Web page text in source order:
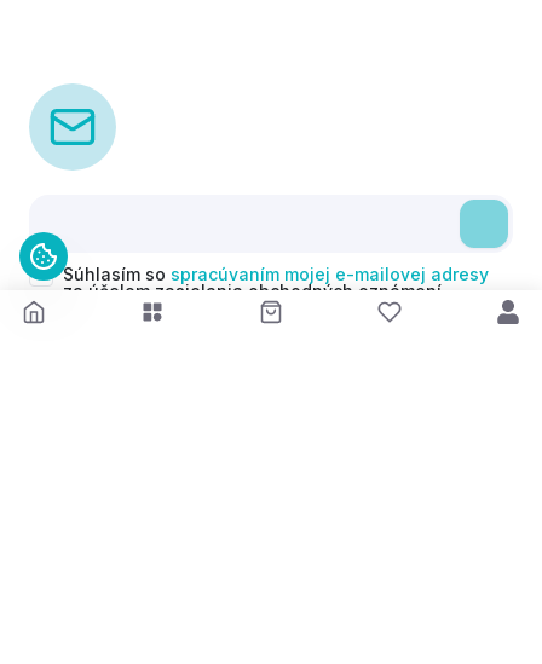
Súhlasím so spracúvaním mojej e-mailovej adresy
za účelom zasielania obchodných oznámení
(newsletterov) v súlade s čl. 6 ods. 1 písm. a)
Nariadenia GDPR. Svoj súhlas môžem kedykoľvek